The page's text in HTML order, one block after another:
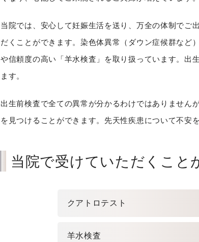
当院では、安心して妊娠生活を送り、万全の体制でご
だくことができます。染色体異常（ダウン症候群など
や信頼度の高い「羊水検査」を取り扱っています。出
ます。
出生前検査で全ての異常が分かるわけではありません
を見つけることができます。先天性疾患について不安
当院で受けていただくこと
クアトロテスト
羊水検査